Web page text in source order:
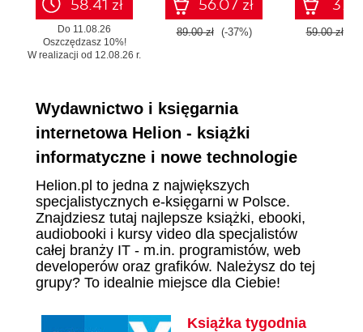
58.41 zł
Do 11.08.26
Oszczędzasz 10%!
W realizacji od 12.08.26 r.
56.07 zł
89.00 zł (-37%) 59.00 zł
Wydawnictwo i księgarnia
internetowa Helion - książki
informatyczne i nowe technologie
Helion.pl to jedna z największych
specjalistycznych e-księgarni w Polsce.
Znajdziesz tutaj najlepsze książki, ebooki,
audiobooki i kursy video dla specjalistów
całej branży IT - m.in. programistów, web
developerów oraz grafików. Należysz do tej
grupy? To idealnie miejsce dla Ciebie!
Książka tygodnia